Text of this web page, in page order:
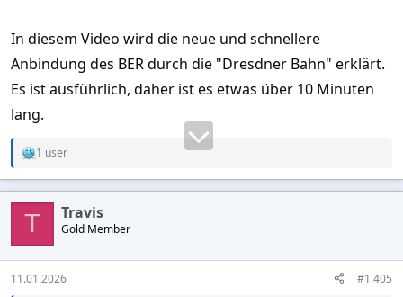
In diesem Video wird die neue und schnellere
Anbindung des BER durch die "Dresdner Bahn" erklärt.
Es ist ausführlich, daher ist es etwas über 10 Minuten
lang.
R
c
o
n
s
:
1 user
T Travis
Gold Member
11.01.2026 #1.405